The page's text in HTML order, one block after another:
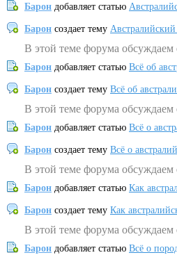
Барон добавляет статью
Барон создает тему
В этой теме форума
Барон добавляет статью Всё об
Барон создает тему Всё об
В этой теме форума обсуждаем
Барон добавляет статью Всё о
Барон создает тему Всё о
В этой теме форума
Барон добавляет статью Как
Барон создает тему Как
В этой теме форума обсуждаем
Барон добавляет статью Всё о